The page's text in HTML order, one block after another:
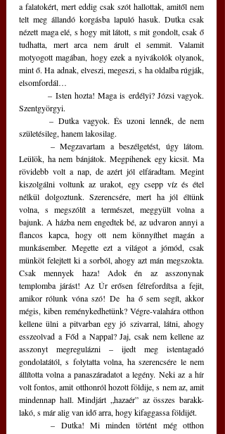
a falatokért, mert eddig csak szót hallottak, amitől nem
telt meg állandó korgásba lapuló hasuk. Dutka csak
nézett maga elé, s hogy mit látott, s mit gondolt, csak ő
tudhatta, mert arca nem árult el semmit. Valamit
motyogott magában, hogy ezek a nyivákolók olyanok,
mint ő. Ha adnak, elveszi, megeszi, s ha oldalba rúgják,
elsomfordál…
	– Isten hozta! Maga is erdélyi? Józsi vagyok.
Szentgyörgyi.
	– Dutka vagyok. És uzoni lennék, de nem
születésileg, hanem lakosilag.
Leülök, ha nem bánjátok. Megpihenek egy kicsit. Ma
rövidebb volt a nap, de azért jól elfáradtam. Megint
kiszolgálni voltunk az urakot, egy csepp víz és étel
nélkül dolgoztunk. Szerencsére, mert ha jól éltünk
volna, s megszólít a természet, meggyült volna a
bajunk. A házba nem engedtek bé, az udvaron annyi a
flancos kapca, hogy ott nem könnyíthet magán a
munkásember. Megette ezt a világot a jómód, csak
münköt felejtett ki a sorból, ahogy azt mán megszokta.
Csak mennyek haza! Adok én az asszonynak
templomba járást! Az Úr erősen félrefordítsa a fejit,
amikor rólunk vóna szó! De  ha ő sem segít, akkor
mégis, kiben reménykedhetünk? Végre-valahára otthon
kellene ülni a pitvarban egy jó szivarral, látni, ahogy
esszeolvad a Főd a Nappal? Jaj, csak nem kellene az
asszonyt megregulázni – ijedt meg istentagadó
gondolatától, s folytatta volna, ha szerencsére le nem
állította volna a panaszáradatot a legény. Neki az a hír
volt fontos, amit otthonról hozott földije, s nem az, amit
mindennap hall. Mindjárt „hazaér” az összes barakk-
lakó, s már alig van idő arra, hogy kifaggassa földijét.
	– Dutka! Mi minden történt még otthon